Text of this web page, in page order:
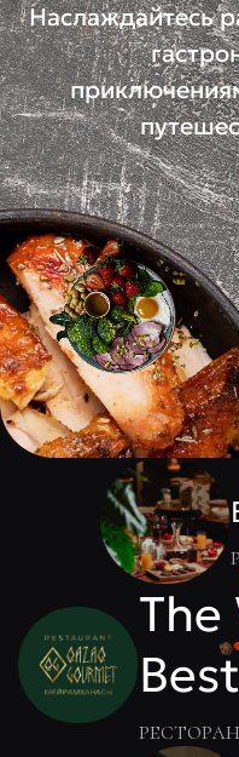
Наслаждайтесь
Best